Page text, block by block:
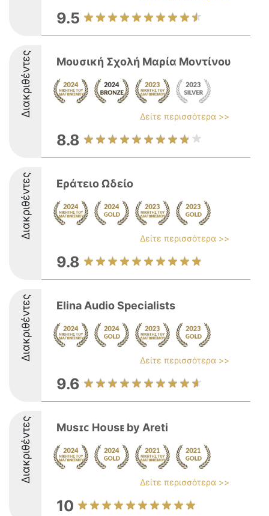
9.5
Διακριθέντες Μουσική Σχολή Μαρία Μοντίνου
Δείτε περισσότερα >>
8.8
Διακριθέντες Εράτειο Ωδείο
Δείτε περισσότερα >>
9.8
Διακριθέντες Elina Audio Specialists
Δείτε περισσότερα >>
9.6
Διακριθέντες Mᴜsɪᴄ Hᴏᴜsᴇ by Areti
Δείτε περισσότερα >>
10